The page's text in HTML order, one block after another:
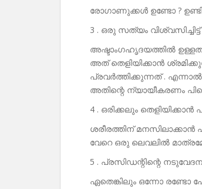
രോഗാണുക്കൾ ഉണ്ടോ ?
3 . ഒരു സത്യം
അഷ്ടാംഗഹൃദയത്തിൽ
അത് തെളിയിക്കാൻ
പ്രവർത്തിക്കുന്നത് .
അതിന്റെ ന്യായീകരണം
4 . ഒരിക്കലും
ശരീരത്തിന് മനസിലാക്കാൻ
വേറെ ഒരു ലെവലിൽ
5 . പ്രസിഡന്റിന്റെ
ഏതെങ്കിലും ഒന്നോ രണ്ടോ